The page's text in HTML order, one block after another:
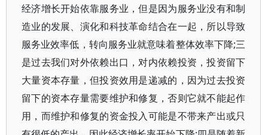
经济增长开始依靠服务业，但是因为服务业没有和制
造业的发展、演化和科技革命结合在一起，所以导致
服务业效率低，转向服务业就意味着整体效率下降;三
是过去我们对外依赖出口，对内依赖投资，投资留下
大量资本存量，但投资效用是递减的，因为过去投资
留下的资本存量需要维护和修复，否则它就不能起作
用，而维护和修复的资金投入可能是不带来产出或只